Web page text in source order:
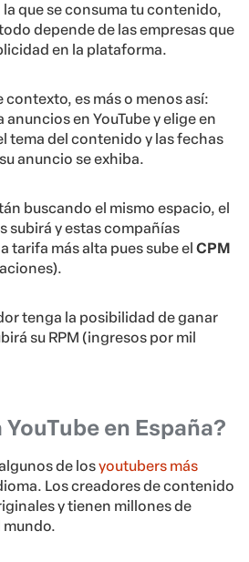
que se consuma tu contenido,
depende de las empresas que
en la plataforma.
contexto, es más o menos así:
en YouTube y elige en
tema del contenido y las fechas
anuncio se exhiba.
buscando el mismo espacio, el
subirá y estas compañías
tarifa más alta pues sube el CPM
tenga la posibilidad de ganar
su RPM (ingresos por mil
en España?
de losyoutubers más
Los creadores de contenido
y tienen millones de
mundo.